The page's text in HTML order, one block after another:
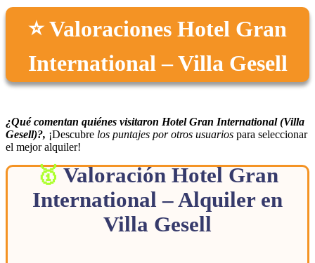
⭐ Valoraciones Hotel Gran
International – Villa Gesell
¿Qué comentan quiénes visitaron Hotel Gran International (Villa
Gesell)?, ¡Descubre los puntajes por otros usuarios para seleccionar
el mejor alquiler!
Valoración Hotel Gran
International – Alquiler en
Villa Gesell